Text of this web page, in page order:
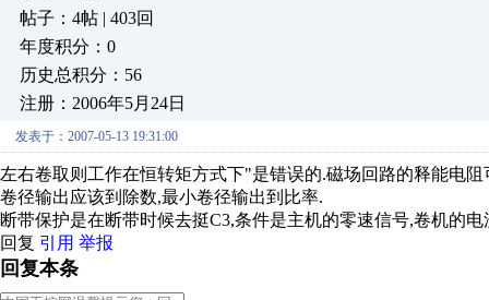
帖子：4帖 | 403回
年度积分：0
历史总积分：56
注册：2006年5月24日
发表于：2007-05-13 19:31:00
左右卷取则工作在恒转矩方式下"是错误的.磁场回路的释能电
卷径输出应该到除数,最小卷径输出到比率.
断带保护是在断带时候去挺C3,条件是主机的零速信号,卷机的
回复 引用 举报
回复本条